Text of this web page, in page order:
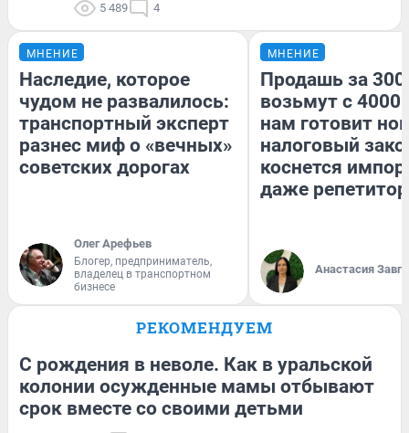
5 489 4
МНЕНИЕ
Наследие, которое
чудом не развалилось:
транспортный эксперт
разнес миф о «вечных»
советских дорогах
Олег Арефьев
Блогер, предприниматель,
владелец в транспортном
бизнесе
МНЕНИЕ
Продашь за
возьмут с
нам готовит
налоговый
коснется
даже
Анастасия
РЕКОМЕНДУЕМ
С рождения в неволе. Как в уральской
колонии осужденные мамы отбывают
срок вместе со своими детьми